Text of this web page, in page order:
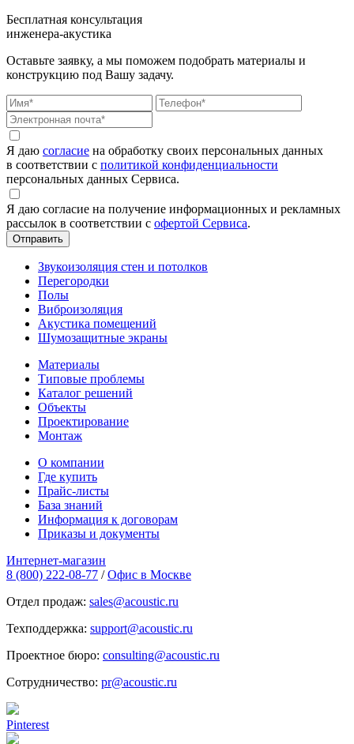
Бесплатная консультация
инженера-акустика
Оставьте заявку, а мы поможем подобрать материалы и
конструкцию под Вашу задачу.
Я даю согласие на обработку своих персональных данных
в соответствии с политикой конфиденциальности
персональных данных Сервиса.
Я даю согласие на получение информационных и рекламных
рассылок в соответствии с офертой Сервиса.
Звукоизоляция стен и потолков
Перегородки
Полы
Виброизоляция
Акустика помещений
Шумозащитные экраны
Материалы
Типовые проблемы
Каталог решений
Объекты
Проектирование
Монтаж
О компании
Где купить
Прайс-листы
База знаний
Информация к договорам
Приказы и документы
Интернет-магазин
8 (800) 222-08-77 / Офис в Москве
Отдел продаж: sales@acoustic.ru
Техподдержка: support@acoustic.ru
Проектное бюро: consulting@acoustic.ru
Сотрудничество: pr@acoustic.ru
Pinterest